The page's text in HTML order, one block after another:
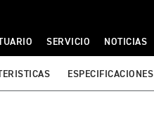
SERVICIO NOTICIAS
ESPECIFICACIONES